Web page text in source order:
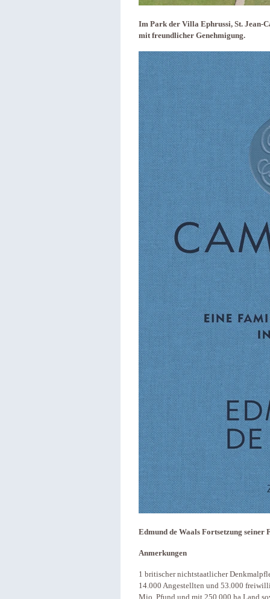
Im Park der Villa Ephrussi, St. Jean-
mit freundlicher Genehmigung.
Edmund de Waals Fortsetzung seiner
Anmerkungen
1 britischer nichtstaatlicher
14.000 Angestellten und 53.000
Mio. Pfund und mit 250.000 ha Land